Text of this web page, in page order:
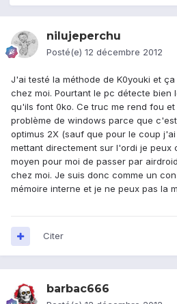
nilujeperchu
Posté(e) 12 décembre 2012
J'ai testé la méthode de K0youki et
chez moi. Pourtant le pc détecte bien
qu'ils font 0ko. Ce truc me rend fou
problème de windows parce que
optimus 2X (sauf que pour le coup
mettant directement sur l'ordi je peux
moyen pour moi de passer par
chez moi. Je suis donc comme un
mémoire interne et je ne peux pas la
Citer
barbac666